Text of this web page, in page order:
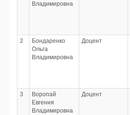
Владимировна
2
Бондаренко
Ольга
Владимировна
Доцент
3
Воропай
Евгения
Владимировна
Доцент